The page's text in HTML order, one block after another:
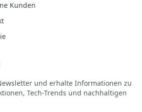
Kunden
und erhalte Informationen zu
Tech-Trends und nachhaltigen